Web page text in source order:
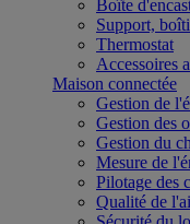
Boîte
Support,
Thermostat
Accessoires
Maison connectée
Gestion de
Gestion des
Gestion du
Mesure de
Pilotage des
Qualité de